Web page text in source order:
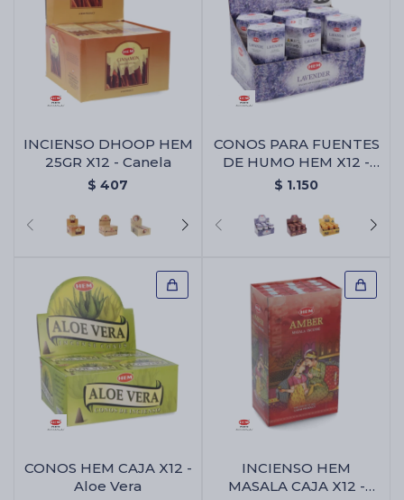
INCIENSO DHOOP HEM
25GR X12 - Canela
$ 407
CONOS PARA FUENTES
DE HUMO HEM X12 -
Lavanda
$ 1.150
CONOS HEM CAJA X12 -
Aloe Vera
INCIENSO HEM
MASALA CAJA X12 -